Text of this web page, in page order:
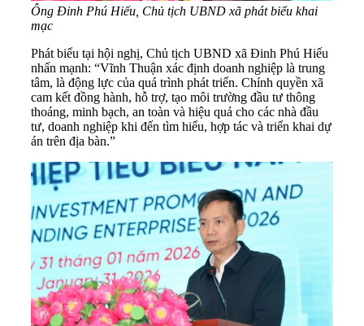
Ông Đinh Phú Hiếu, Chủ tịch UBND xã phát biểu khai
mạc
Phát biểu tại hội nghị, Chủ tịch UBND xã Đinh Phú Hiếu
nhấn mạnh: “Vĩnh Thuận xác định doanh nghiệp là trung
tâm, là động lực của quá trình phát triển. Chính quyền xã
cam kết đồng hành, hỗ trợ, tạo môi trường đầu tư thông
thoáng, minh bạch, an toàn và hiệu quả cho các nhà đầu
tư, doanh nghiệp khi đến tìm hiểu, hợp tác và triển khai dự
án trên địa bàn.”